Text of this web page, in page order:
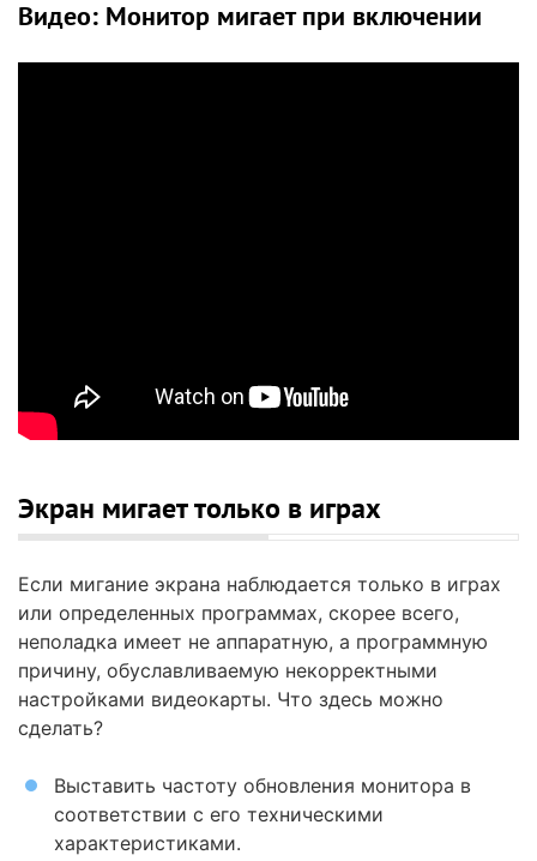
Видео: Монитор мигает при включении
Экран мигает только в играх
Если мигание экрана наблюдается только в играх
или определенных программах, скорее всего,
неполадка имеет не аппаратную, а программную
причину, обуславливаемую некорректными
настройками видеокарты. Что здесь можно
сделать?
Выставить частоту обновления монитора в
соответствии с его техническими
характеристиками.